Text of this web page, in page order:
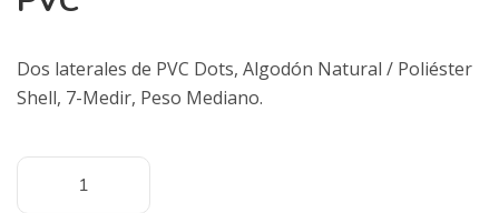
Dos laterales de PVC Dots, Algodón Natural / Poliéster
Shell, 7-Medir, Peso Mediano.